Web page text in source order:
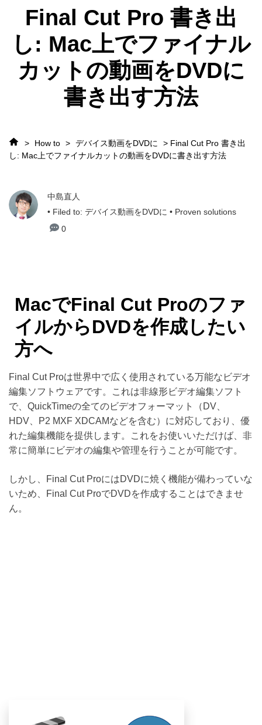
Final Cut Pro 書き出
し: Mac上でファイナル
カットの動画をDVDに
書き出す方法
> How to > デバイス動画をDVDに
> Final Cut Pro 書き出
し: Mac上でファイナルカットの動画をDVDに書き出す方法
中島直人
• Filed to: デバイス動画をDVDに • Proven solutions
0
MacでFinal Cut Proのファ
イルからDVDを作成したい
方へ
Final Cut Proは世界中で広く使用されている万能なビデオ
編集ソフトウェアです。これは非線形ビデオ編集ソフト
で、QuickTimeの全てのビデオフォーマット（DV、
HDV、P2 MXF XDCAMなどを含む）に対応しており、優
れた編集機能を提供します。これをお使いいただけば、非
常に簡単にビデオの編集や管理を行うことが可能です。
しかし、Final Cut ProにはDVDに焼く機能が備わっていな
いため、Final Cut ProでDVDを作成することはできませ
ん。